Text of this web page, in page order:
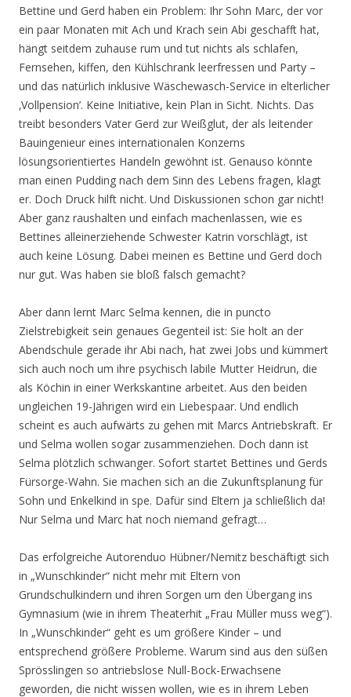
Bettine und Gerd haben ein Problem: Ihr Sohn Marc, der vor
ein paar Monaten mit Ach und Krach sein Abi geschafft hat,
hängt seitdem zuhause rum und tut nichts als schlafen,
Fernsehen, kiffen, den Kühlschrank leerfressen und Party –
und das natürlich inklusive Wäschewasch-Service in elterlicher
‚Vollpension’. Keine Initiative, kein Plan in Sicht. Nichts. Das
treibt besonders Vater Gerd zur Weißglut, der als leitender
Bauingenieur eines internationalen Konzerns
lösungsorientiertes Handeln gewöhnt ist. Genauso könnte
man einen Pudding nach dem Sinn des Lebens fragen, klagt
er. Doch Druck hilft nicht. Und Diskussionen schon gar nicht!
Aber ganz raushalten und einfach machenlassen, wie es
Bettines alleinerziehende Schwester Katrin vorschlägt, ist
auch keine Lösung. Dabei meinen es Bettine und Gerd doch
nur gut. Was haben sie bloß falsch gemacht?
Aber dann lernt Marc Selma kennen, die in puncto
Zielstrebigkeit sein genaues Gegenteil ist: Sie holt an der
Abendschule gerade ihr Abi nach, hat zwei Jobs und kümmert
sich auch noch um ihre psychisch labile Mutter Heidrun, die
als Köchin in einer Werkskantine arbeitet. Aus den beiden
ungleichen 19-Jährigen wird ein Liebespaar. Und endlich
scheint es auch aufwärts zu gehen mit Marcs Antriebskraft. Er
und Selma wollen sogar zusammenziehen. Doch dann ist
Selma plötzlich schwanger. Sofort startet Bettines und Gerds
Fürsorge-Wahn. Sie machen sich an die Zukunftsplanung für
Sohn und Enkelkind in spe. Dafür sind Eltern ja schließlich da!
Nur Selma und Marc hat noch niemand gefragt…
Das erfolgreiche Autorenduo Hübner/Nemitz beschäftigt sich
in „Wunschkinder“ nicht mehr mit Eltern von
Grundschulkindern und ihren Sorgen um den Übergang ins
Gymnasium (wie in ihrem Theaterhit „Frau Müller muss weg“).
In „Wunschkinder“ geht es um größere Kinder – und
entsprechend größere Probleme. Warum sind aus den süßen
Sprösslingen so antriebslose Null-Bock-Erwachsene
geworden, die nicht wissen wollen, wie es in ihrem Leben